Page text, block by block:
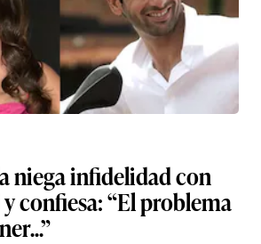
niega infidelidad con
confiesa: “El problema